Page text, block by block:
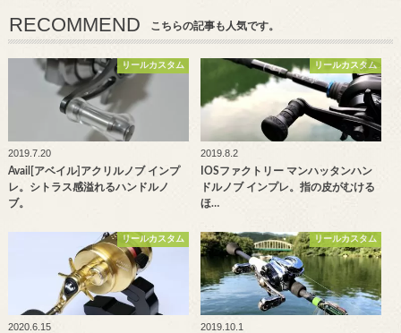
RECOMMEND こちらの記事も人気です。
リールカスタム
2019.7.20
Avail[アベイル]アクリルノブ インプ
レ。シトラス感溢れるハンドルノ
ブ。
リールカスタム
2019.8.2
IOSファクトリー マンハッタンハン
ドルノブ インプレ。指の皮がむける
ほ…
リールカスタム
2020.6.15
リールカスタム
2019.10.1